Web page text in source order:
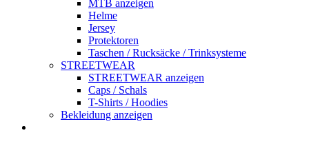
MTB anzeigen
Helme
Jersey
Protektoren
Taschen / Rucksäcke / Trinksysteme
STREETWEAR
STREETWEAR anzeigen
Caps / Schals
T-Shirts / Hoodies
Bekleidung anzeigen